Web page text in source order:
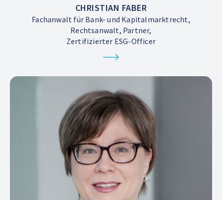
CHRISTIAN FABER
Fachanwalt für Bank- und Kapitalmarktrecht,
Rechtsanwalt, Partner,
Zertifizierter ESG-Officer